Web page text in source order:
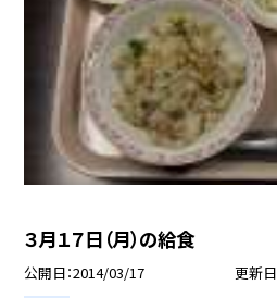
３月１７日（月）の給食
公開日 2014/03/17 更新日